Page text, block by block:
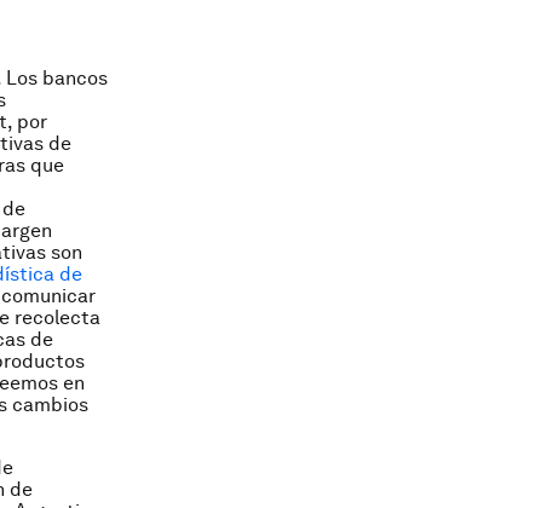
bancos
por
de
que
son
de
recolecta
de
en
cambios
de